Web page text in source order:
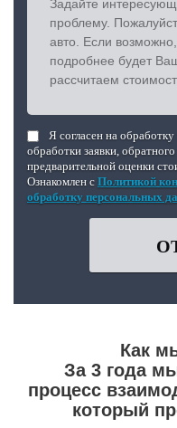
Я согласен на
обработки заявки,
предварительной оценки
Ознакомлен с Политикой
обработку персональных
Как
За 3 года
процесс
который